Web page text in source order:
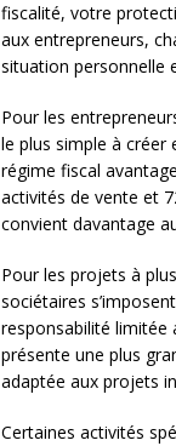
fiscalité, votre
aux entrepreneurs,
situation personnelle
Pour les
le plus simple à créer
régime fiscal
activités de vente et
convient davantage
Pour les projets à
sociétaires
responsabilité limitée
présente une plus
adaptée aux projets
Certaines activités